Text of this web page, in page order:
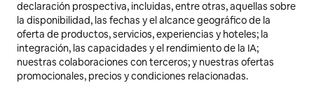
declaración prospectiva, incluidas, entre otras, aquellas sobre
la disponibilidad, las fechas y el alcance geográfico de la
oferta de productos, servicios, experiencias y hoteles; la
integración, las capacidades y el rendimiento de la IA;
nuestras colaboraciones con terceros; y nuestras ofertas
promocionales, precios y condiciones relacionadas.